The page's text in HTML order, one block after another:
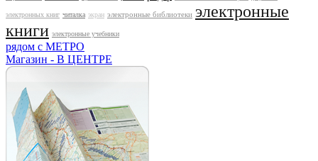
электронных книг читалка экран электронные библиотеки электронные
книги электронные учебники
рядом с МЕТРО
Магазин - В ЦЕНТРЕ